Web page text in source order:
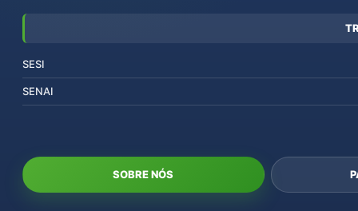
SESI
SENAI
SOBRE NÓS